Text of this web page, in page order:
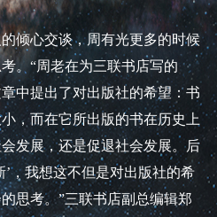
心交谈，周有光更多的时候
。“周老在为三联书店写的
中提出了对出版社的希望：书
，而在它所出版的书在历史上
发展，还是促退社会发展。后
’，我想这不但是对出版社的希
思考。”三联书店副总编辑郑